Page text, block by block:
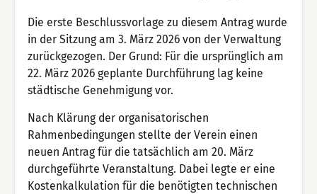
Die erste Beschlussvorlage zu diesem Antrag wurde
in der Sitzung am 3. März 2026 von der Verwaltung
zurückgezogen. Der Grund: Für die ursprünglich am
22. März 2026 geplante Durchführung lag keine
städtische Genehmigung vor.
Nach Klärung der organisatorischen
Rahmenbedingungen stellte der Verein einen
neuen Antrag für die tatsächlich am 20. März
durchgeführte Veranstaltung. Dabei legte er eine
Kostenkalkulation für die benötigten technischen